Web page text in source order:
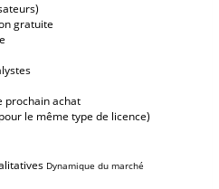
gratuite
prochain achat
le même type de licence)
Dynamique du marché